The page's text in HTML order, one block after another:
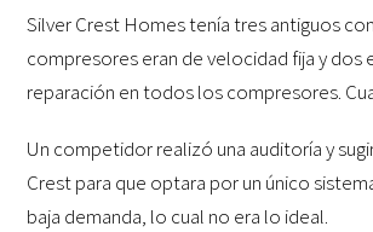
Silver Crest Homes tenía tres antiguos
compresores eran de velocidad fija y
reparación en todos los compresores.
Un competidor realizó una auditoría y
Crest para que optara por un único
baja demanda, lo cual no era lo ideal.